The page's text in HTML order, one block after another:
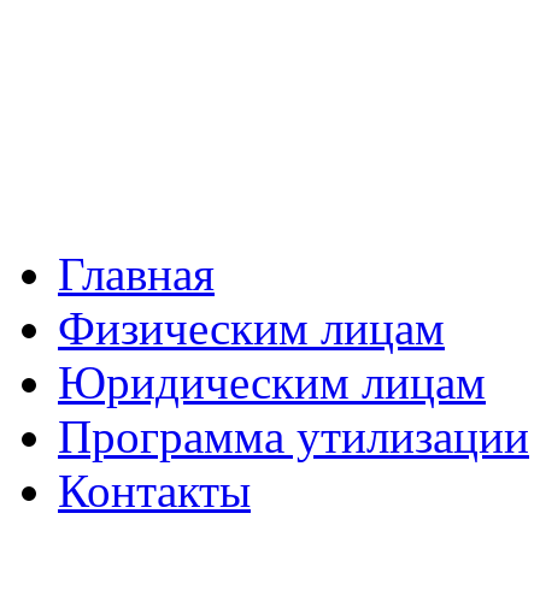
Главная
Физическим лицам
Юридическим лицам
Программа утилизации
Контакты